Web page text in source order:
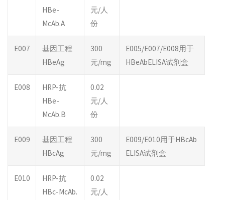
HBe-
McAb.A
元/人
份
E007
基因工程
HBeAg
300
元/mg
E005/E007/E008用于
HBeAbELISA试剂盒
E008
HRP-抗
HBe-
McAb.B
0.02
元/人
份
E009
基因工程
HBcAg
300
元/mg
E009/E010用于HBcAb
ELISA试剂盒
E010
HRP-抗
HBc-McAb.
0.02
元/人